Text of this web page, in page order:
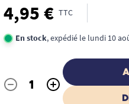
4,95 € TTC
En stock, expédié le lundi 10
Quantité
- +